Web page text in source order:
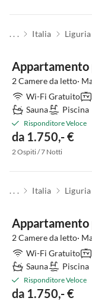
. . . Italia Liguria
Appartamento
2 Camere da letto·
Wi-Fi Gratuito
Sauna
Piscina
Risponditore Veloce
da 1.750,- €
2 Ospiti / 7 Notti
. . . Italia Liguria
Appartamento
2 Camere da letto·
Wi-Fi Gratuito
Sauna
Piscina
Risponditore Veloce
da 1.750,- €